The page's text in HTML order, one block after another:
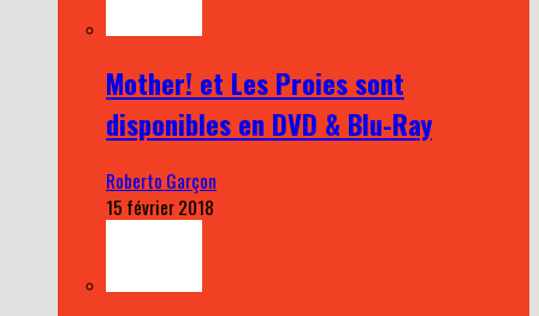
Mother! et Les Proies sont
disponibles en DVD & Blu-Ray
Roberto Garçon
15 février 2018